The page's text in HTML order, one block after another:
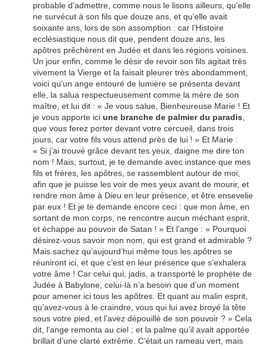
probable d’admettre, comme nous le lisons ailleurs, qu’elle
ne survécut à son fils que douze ans, et qu’elle avait
soixante ans, lors de son assomption : car l’Histoire
ecclésiastique nous dit que, pendent douze ans, les
apôtres prêchèrent en Judée et dans les régions voisines.
Un jour enfin, comme le désir de revoir son fils agitait très
vivement la Vierge et la faisait pleurer très abondamment,
voici qu’un ange entouré de lumière se présenta devant
elle, la salua respectueusement comme la mère de son
maître, et lui dit : « Je vous salue, Bienheureuse Marie ! Et
je vous apporte ici une branche de palmier du paradis,
que vous ferez porter devant votre cercueil, dans trois
jours, car votre fils vous attend près de lui ! » Et Marie :
« Si j’ai trouvé grâce devant tes yeux, daigne me dire ton
nom ! Mais, surtout, je te demande avec instance que mes
fils et frères, les apôtres, se rassemblent autour de moi,
afin que je puisse les voir de mes yeux avant de mourir, et
rendre mon âme à Dieu en leur présence, et être ensevelie
par eux ! Et je te demande encore ceci : que mon âme, en
sortant de mon corps, ne rencontre aucun méchant esprit,
et échappe au pouvoir de Satan ! » Et l’ange : « Pourquoi
désirez-vous savoir mon nom, qui est grand et admirable ?
Mais sachez qu’aujourd’hui même tous les apôtres se
réuniront ici, et que c’est en leur présence que s’exhalera
votre âme ! Car celui qui, jadis, a transporté le prophète de
Judée à Babylone, celui-là n’a besoin que d’un moment
pour amener ici tous les apôtres. Et quant au malin esprit,
qu’avez-vous à le craindre, vous qui lui avez broyé la tête
sous votre pied, et l’avez dépouillé de son pouvoir ? » Cela
dit, l’ange remonta au ciel ; et la palme qu’il avait apportée
brillait d’une clarté extrême. C’était un rameau vert, mais